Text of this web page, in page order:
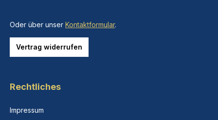
Oder über unser Kontaktformular.
Vertrag widerrufen
Rechtliches
Impressum